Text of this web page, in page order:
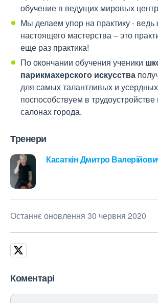
обучение в ведущих мировых
Мы делаем упор на практику -
настоящего мастерства – это
еще раз практика!
По окончании обучения ученики
парикмахерского искусства
для самых талантливых и
поспособствуем в
салонах города.
Тренери
Касаткін Дмитро
Останнє оновлення 30 червня 2020
Коментарі